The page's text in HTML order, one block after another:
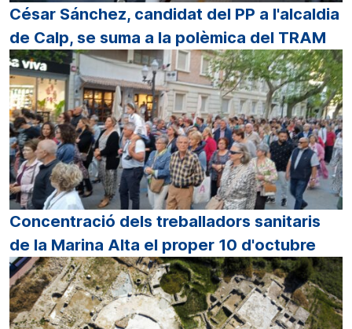
César Sánchez, candidat del PP a l'alcaldia
de Calp, se suma a la polèmica del TRAM
Concentració dels treballadors sanitaris
de la Marina Alta el proper 10 d'octubre